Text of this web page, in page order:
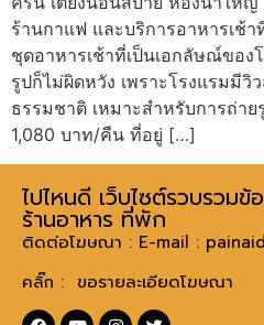
ร้านกาแฟ และบริการอาหารเช้
ชุดอาหารเช้าที่เป็นเอกลัษณ์ของ
รูปก็ไม่ผิดหวัง เพราะโรงแรมมีวิ
ธรรมชาติ เหมาะสำหรับการถ่า
1,080 บาท/คืน ที่อยู่ […]
ไปไหนดี เว็บไซต์รวบรวม
ร้านอาหาร ที่พัก
ติดต่อโฆษณา : E-mail :
คลิ๊ก : ขอรายละเอียดโฆษณา